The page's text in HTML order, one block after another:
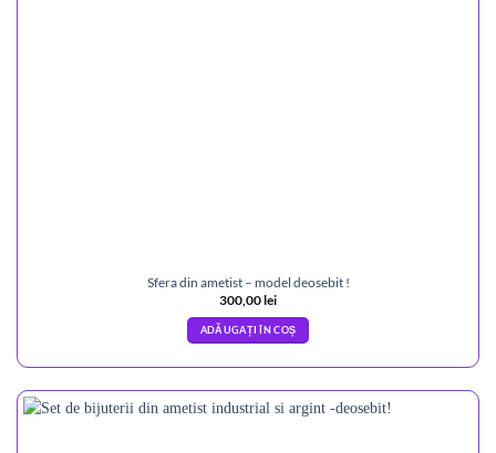
Sfera din ametist – model deosebit !
300,00lei
ADĂUGAȚI ÎN COȘ